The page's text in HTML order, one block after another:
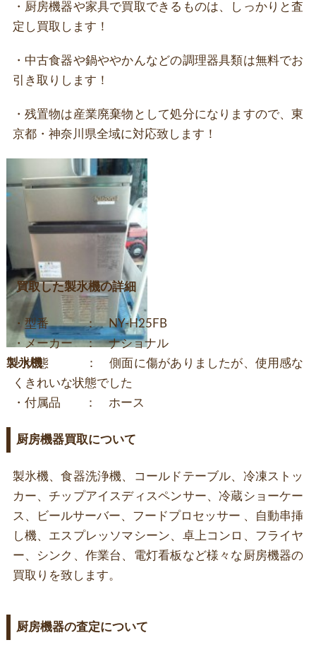
・厨房機器や家具で買取できるものは、しっかりと査
定し買取 します！
・中古食器や鍋ややかんなどの調理器具類は無料でお
引き取り します！
・残置物は産業廃棄物として処分になりますので、東
京都・神奈川県全域に対応致します！
製氷機
買取した製氷機の詳細
・型番 ： NY-H25FB
・メーカー ： ナショナル
・状態 ： 側面に傷がありましたが、使用感な
くきれいな状態でした
・付属品 ： ホース
厨房機器買取について
製氷機、食器洗浄機、コールドテーブル、冷凍ストッ
カー、チップアイスディスペンサー、冷蔵ショーケー
ス、ビールサーバー、フードプロセッサー 、自動串挿
し機、エスプレッソマシーン、卓上コンロ、フライヤ
ー、シンク、作業台、電灯看板など様々な厨房機器の
買取りを致します。
厨房機器の査定について